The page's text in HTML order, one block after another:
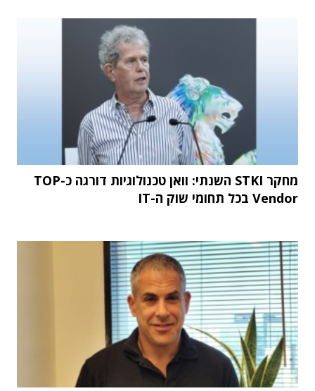
מחקר STKI השנתי: וואן טכנולוגיות דורגה כ-TOP
Vendor בכל תחומי שוק ה-IT